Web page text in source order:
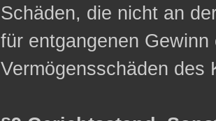
Schäden, die nicht an
für entgangenen Gewinn
Vermögensschäden des